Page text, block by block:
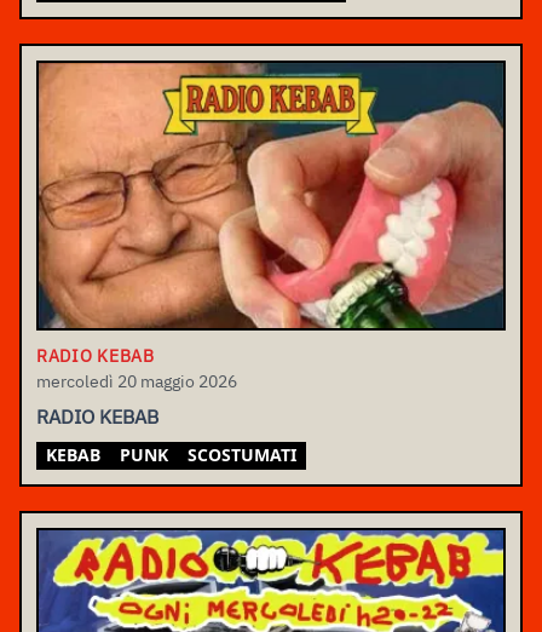
RADIO KEBAB
mercoledì 20 maggio 2026
RADIO KEBAB
KEBAB PUNK SCOSTUMATI